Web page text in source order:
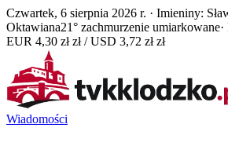
Czwartek, 6 sierpnia 2026 r. · Imieniny:
Oktawiana21° zachmurzenie umiarkowane
EUR 4,30 zł zł / USD 3,72 zł zł
Wiadomości